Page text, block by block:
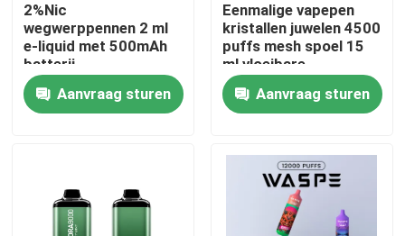
Huis
Producten
Ongeveer ons
2%Nic
wegwerppennen 2 ml
e-liquid met 500mAh
batterij
Aanvraag sturen
Eenmalige vapepen
kristallen juwelen 4500
puffs mesh spoel 15
ml vloeibare
oplaadbare ecig
Aanvraag sturen